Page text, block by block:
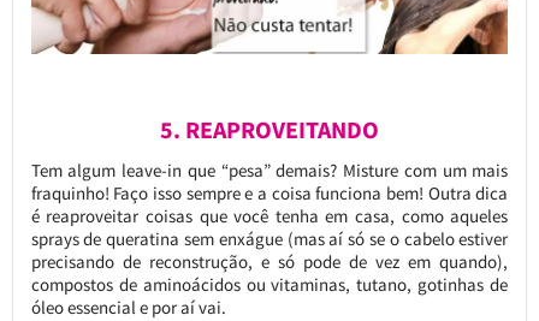
5. REAPROVEITANDO
Tem algum leave-in que “pesa” demais? Misture com um mais
fraquinho! Faço isso sempre e a coisa funciona bem! Outra dica
é reaproveitar coisas que você tenha em casa, como aqueles
sprays de queratina sem enxágue (mas aí só se o cabelo estiver
precisando de reconstrução, e só pode de vez em quando),
compostos de aminoácidos ou vitaminas, tutano, gotinhas de
óleo essencial e por aí vai.